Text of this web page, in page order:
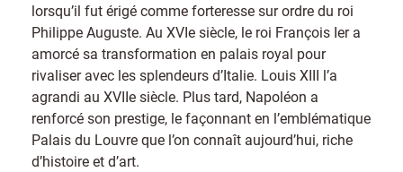
lorsqu’il fut érigé comme forteresse sur ordre du roi
Philippe Auguste. Au XVIe siècle, le roi François Ier a
amorcé sa transformation en palais royal pour
rivaliser avec les splendeurs d’Italie. Louis XIII l’a
agrandi au XVIIe siècle. Plus tard, Napoléon a
renforcé son prestige, le façonnant en l’emblématique
Palais du Louvre que l’on connaît aujourd’hui, riche
d’histoire et d’art.